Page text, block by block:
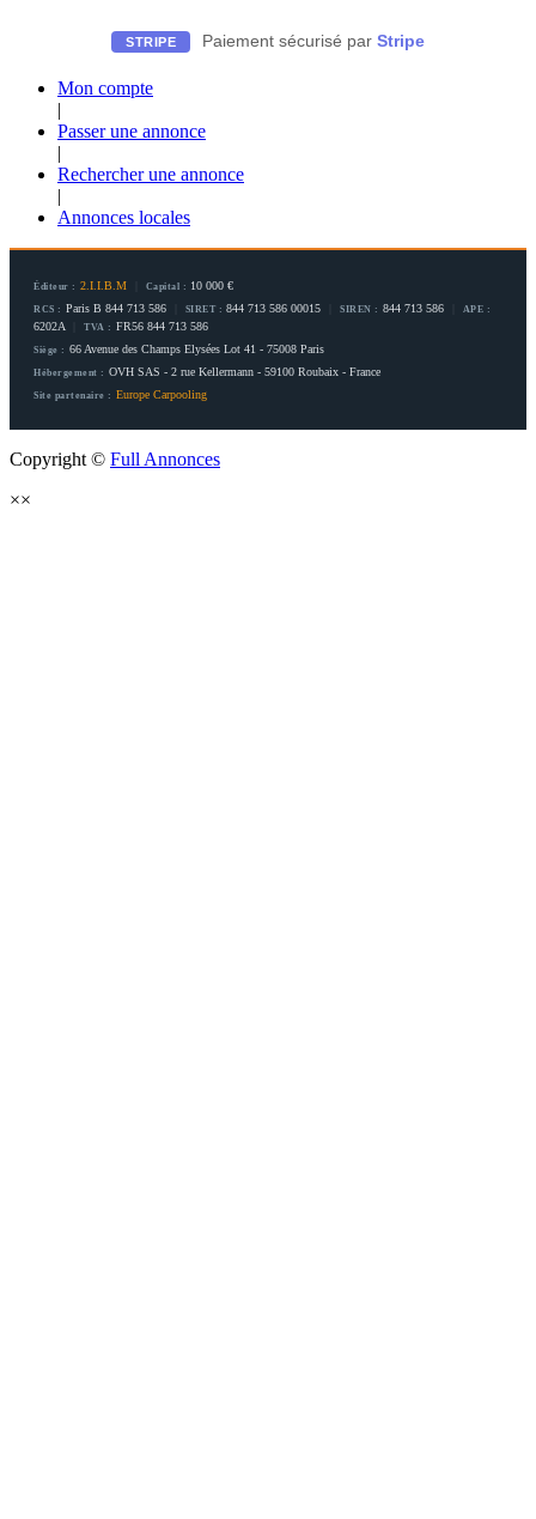
STRIPE Paiement sécurisé par Stripe
Mon compte
|
Passer une annonce
|
Rechercher une annonce
|
Annonces locales
Éditeur : 2.I.I.B.M Capital : 10 000 €
RCS : Paris B 844 713 586 SIRET : 844 713 586 00015 SIREN : 844 713 586 APE :
6202A TVA : FR56 844 713 586
Siège : 66 Avenue des Champs Elysées Lot 41 - 75008 Paris
Hébergement : OVH SAS - 2 rue Kellermann - 59100 Roubaix - France
Site partenaire : Europe Carpooling
Copyright © Full Annonces
××